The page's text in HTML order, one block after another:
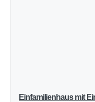
Einfamilienhaus mit